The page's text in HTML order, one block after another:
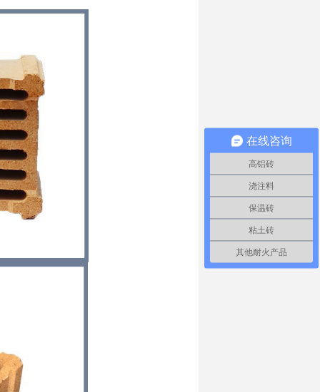
在线咨询
高铝砖
浇注料
保温砖
粘土砖
其他耐火产品